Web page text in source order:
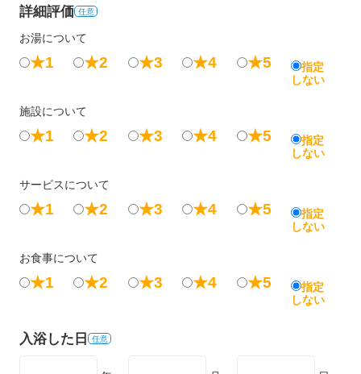
詳細評価 任意
お湯について
★1 ★2 ★3 ★4 ★5
指定
しない
施設について
★1 ★2 ★3 ★4 ★5
指定
しない
サービスについて
★1 ★2 ★3 ★4 ★5
指定
しない
お食事について
★1 ★2 ★3 ★4 ★5
指定
しない
入浴した日 任意